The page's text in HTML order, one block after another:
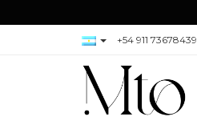
+54 911 73678439